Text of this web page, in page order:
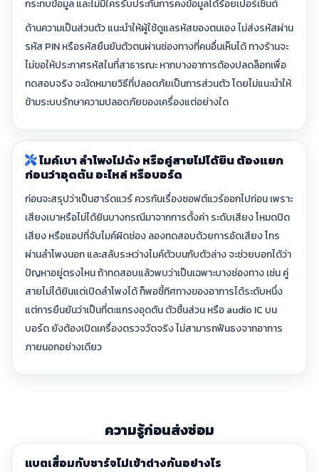
กระทบข้อมูล และไม่มีใครรับประกันการคงข้อมูลได้ร้อยเปอร์เซ็นต์
ด้านความเป็นส่วนตัว แนะนำให้ผู้ใช้ดูแลรหัสของตนเอง ไม่ส่งรหัสผ่าน
รหัส PIN หรือรหัสยืนยันตัวตนผ่านช่องทางที่คนอื่นเห็นได้ ทางร้านจะ
ไม่ขอให้ประกาศรหัสในที่สาธารณะ หากบางอาการต้องปลดล็อกเพื่อ
ทดสอบจริง จะนัดหมายวิธีที่ปลอดภัยเป็นการส่วนตัว โดยไม่แนะนำให้
ข้ามระบบรักษาความปลอดภัยของเครื่องแต่อย่างใด
ไมค์เบา ลำโพงไม่ดัง หรือคู่สายไม่ได้ยิน ต้องแยก
ก่อนว่าอุดตัน อะไหล่ หรือบอร์ด
ก่อนจะสรุปว่าเป็นฮาร์ดแวร์ ควรกันเรื่องซอฟต์แวร์ออกไปก่อน เพราะ
เสียงเบาหรือไม่ได้ยินบางกรณีมาจากการตั้งค่า ระดับเสียง โหมดปิด
เสียง หรือแอปที่จับไมค์ผิดช่อง ลองทดสอบด้วยการอัดเสียง โทร
ผ่านลำโพงนอก และสลับระหว่างไมค์ตัวบนกับตัวล่าง จะช่วยบอกได้ว่า
ปัญหาอยู่ตรงไหน ถ้าทดสอบแล้วพบว่าเป็นเฉพาะบางช่องทาง เช่น คู่
สายไม่ได้ยินแต่เปิดลำโพงได้ ก็พอชี้ทิศทางของอาการได้ระดับหนึ่ง
แต่การยืนยันว่าเป็นที่ตะแกรงอุดตัน ตัวชิ้นส่วน หรือ audio IC บน
บอร์ด ยังต้องเปิดเครื่องตรวจวัดจริง ไม่สามารถฟันธงจากอาการ
ภายนอกอย่างเดียว
ความรู้ก่อนส่งซ่อม
แบตเสื่อมกับชาร์จไม่เข้าต่างกันอย่างไร